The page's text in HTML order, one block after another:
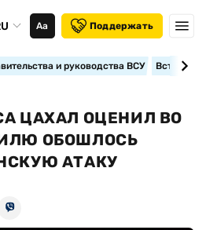
Аа Поддержать
и руководства ВСУ
ЦАХАЛ ОЦЕНИЛ ВО
ОБОШЛОСЬ
АТАКУ